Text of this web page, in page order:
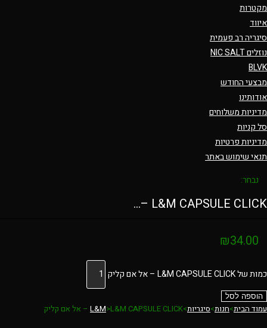
מקטרות
איווד
סיגריה רב פעמית
נוזלים NIC SALT
BLVK
מבצעי החודש
אודותינו
מדיניות משלוחים
סל קניות
מדיניות פרטיות
תנאי שימוש באתר
נבחר:
L&M CAPSULE CLICK –…
₪34.00
כמות של L&M CAPSULE CLICK – אל אם קליק
הוספה לסל
עמוד הבית>חנות>סיגריות>
L&M>L&M CAPSULE CLICK – אל אם קליק